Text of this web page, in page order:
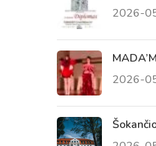
2026-
MADA’M
2026-
Virtualus asistentas
Sveiki! Taip, aš esu
dirbtinis intelektas
ne tik analizuoti
tobulai atsimenu